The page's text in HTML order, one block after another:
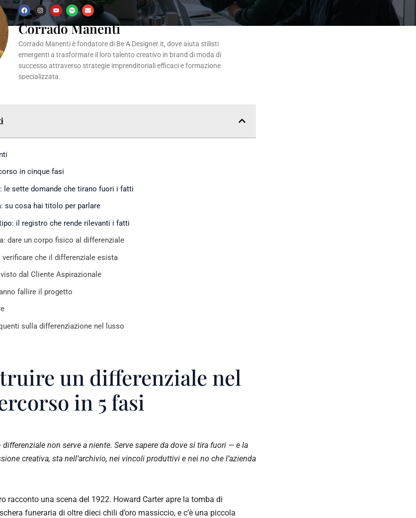
F
a
c
e
b
o
o
k
I
n
s
t
a
g
r
a
m
Y
o
u
t
u
b
e
S
p
o
t
i
f
y
E
n
e
l
o
p
e
Corrado Manenti
Corrado Manenti è fondatore di Be A Designer.it, dove aiuta stilisti
emergenti a trasformare il loro talento creativo in brand di moda di
successo attraverso strategie imprenditoriali efficaci e formazione
specializzata.
in cinque fasi
le sette domande che tirano fuori i fatti
su cosa hai titolo per parlare
il registro che rende rilevanti i fatti
dare un corpo fisico al differenziale
verificare che il differenziale esista
dal Cliente Aspirazionale
fallire il progetto
sulla differenziazione nel lusso
un differenziale nel
in 5 fasi
differenziale non serve a niente. Serve sapere da dove si tira fuori — e la
creativa, sta nell’archivio, nei vincoli produttivi e nei no che l’azienda
racconto una scena del 1922. Howard Carter apre la tomba di
funeraria di oltre dieci chili d’oro massiccio, e c’è una piccola